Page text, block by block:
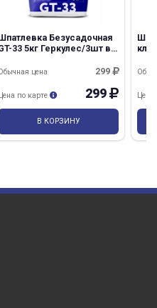
Безусадочная
33 5кг Геркулес/3шт в
299
цена
299
по карте
В КОРЗИНУ
Цена